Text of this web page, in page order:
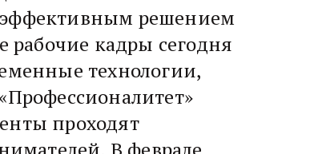
эффективным решением
кадры сегодня
технологии,
проходят